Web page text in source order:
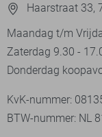
Haarstraat 33,
Maandag t/m
Zaterdag 9.30 -
Donderdag
KvK-nummer:
BTW-nummer: NL